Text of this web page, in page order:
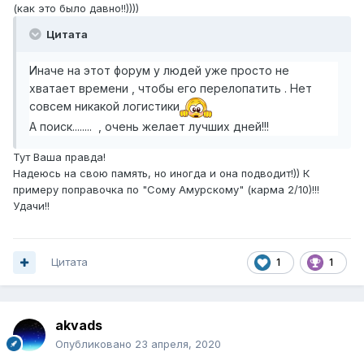
(как это было давно!!))))
Цитата
Иначе на этот форум у людей уже просто не
хватает времени , чтобы его перелопатить . Нет
совсем никакой логистики
А поиск........ , очень желает лучших дней!!!
Тут Ваша правда!
Надеюсь на свою память, но иногда и она подводит!)) К
примеру поправочка по "Сому Амурскому" (карма 2/10)!!!
Удачи!!
1 1
Цитата
akvads
Опубликовано 23 апреля, 2020